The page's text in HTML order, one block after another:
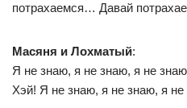
потрахаемся… Давай
Масяня и Лохматый:
Я не знаю, я не знаю, я не
Хэй! Я не знаю, я не знаю, я не